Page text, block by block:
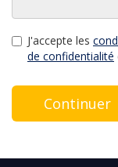
J'accepte les
de confidentialité
Continuer